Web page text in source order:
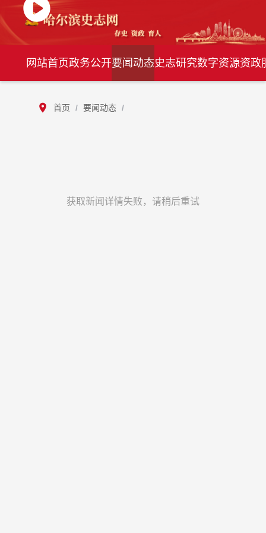
网站首页政务公开要闻动态史志研究数字资源资政
首页 / 要闻动态 /
获取新闻详情失败，请稍后重试